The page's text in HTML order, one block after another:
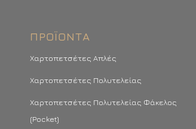
ΠΡΟΪΌΝΤΑ
Χαρτοπετσέτες Απλές
Χαρτοπετσέτες Πολυτελείας
Χαρτοπετσέτες Πολυτελείας Φάκελος
(Pocket)